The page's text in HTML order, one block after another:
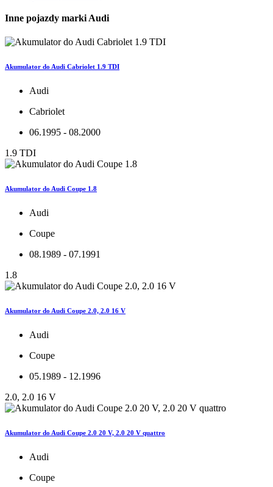
Inne pojazdy marki Audi
Akumulator do Audi Cabriolet 1.9 TDI
Audi
Cabriolet
06.1995 - 08.2000
1.9 TDI
Akumulator do Audi Coupe 1.8
Audi
Coupe
08.1989 - 07.1991
1.8
Akumulator do Audi Coupe 2.0, 2.0 16 V
Audi
Coupe
05.1989 - 12.1996
2.0, 2.0 16 V
Akumulator do Audi Coupe 2.0 20 V, 2.0 20 V quattro
Audi
Coupe